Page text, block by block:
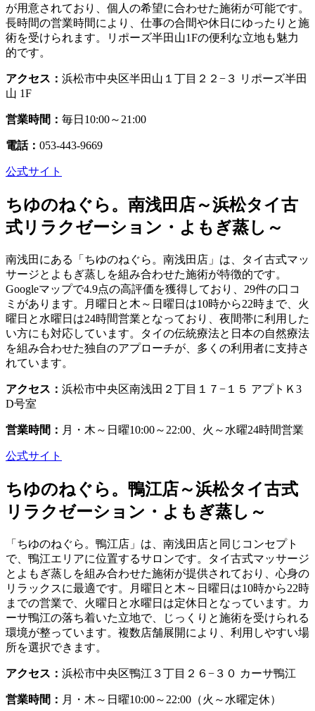
が用意されており、個人の希望に合わせた施術が可能です。
長時間の営業時間により、仕事の合間や休日にゆったりと施
術を受けられます。リポーズ半田山1Fの便利な立地も魅力
的です。
アクセス： 浜松市中央区半田山１丁目２２−３ リポーズ半田
山 1F
営業時間： 毎日10:00～21:00
電話： 053-443-9669
公式サイト
ちゆのねぐら。南浅田店～浜松タイ古
式リラクゼーション・よもぎ蒸し～
南浅田にある「ちゆのねぐら。南浅田店」は、タイ古式マッ
サージとよもぎ蒸しを組み合わせた施術が特徴的です。
Googleマップで4.9点の高評価を獲得しており、29件の口コ
ミがあります。月曜日と木～日曜日は10時から22時まで、火
曜日と水曜日は24時間営業となっており、夜間帯に利用した
い方にも対応しています。タイの伝統療法と日本の自然療法
を組み合わせた独自のアプローチが、多くの利用者に支持さ
れています。
アクセス： 浜松市中央区南浅田２丁目１７−１５ アプトＫ3
D号室
営業時間： 月・木～日曜10:00～22:00、火～水曜24時間営業
公式サイト
ちゆのねぐら。鴨江店～浜松タイ古式
リラクゼーション・よもぎ蒸し～
「ちゆのねぐら。鴨江店」は、南浅田店と同じコンセプト
で、鴨江エリアに位置するサロンです。タイ古式マッサージ
とよもぎ蒸しを組み合わせた施術が提供されており、心身の
リラックスに最適です。月曜日と木～日曜日は10時から22時
までの営業で、火曜日と水曜日は定休日となっています。カ
ーサ鴨江の落ち着いた立地で、じっくりと施術を受けられる
環境が整っています。複数店舗展開により、利用しやすい場
所を選択できます。
アクセス： 浜松市中央区鴨江３丁目２６−３０ カーサ鴨江
営業時間： 月・木～日曜10:00～22:00（火～水曜定休）